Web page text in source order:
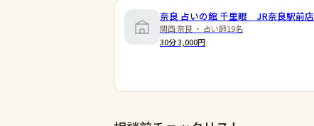
奈良 占いの館 千里眼 JR奈良駅前店
関西 奈良 ・ 占い師19名
30分 3,000円